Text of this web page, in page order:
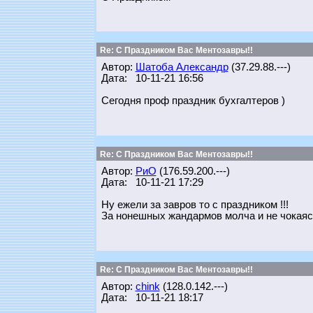
Re: С Праздником Вас Ментозавры!!
Автор: Шатоба Александр(37.29.88.---)
Дата: 10-11-21 16:56
Сегодня проф праздник бухгалтеров )
Re: С Праздником Вас Ментозавры!!
Автор: РиО (176.59.200.---)
Дата: 10-11-21 17:29
Ну ежели за завров то с праздником !!!
За нонешных жандармов молча и не
Re: С Праздником Вас Ментозавры!!
Автор: chink (128.0.142.---)
Дата: 10-11-21 18:17